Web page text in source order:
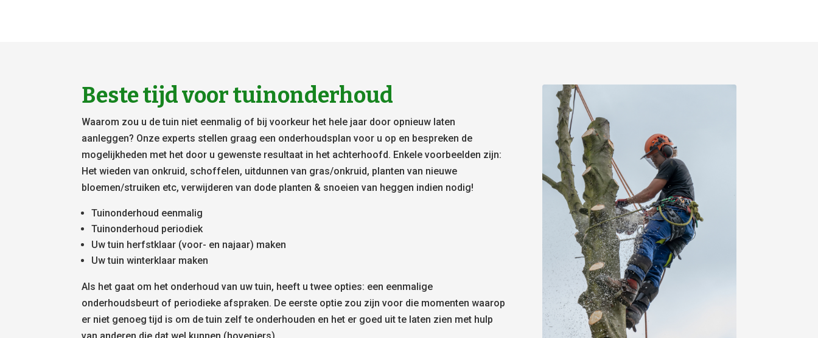
Beste tijd voor tuinonderhoud
Waarom zou u de tuin niet eenmalig of bij voorkeur het hele jaar door opnieuw laten
aanleggen? Onze experts stellen graag een onderhoudsplan voor u op en bespreken de
mogelijkheden met het door u gewenste resultaat in het achterhoofd. Enkele voorbeelden zijn:
Het wieden van onkruid, schoffelen, uitdunnen van gras/onkruid, planten van nieuwe
bloemen/struiken etc, verwijderen van dode planten & snoeien van heggen indien nodig!
Tuinonderhoud eenmalig
Tuinonderhoud periodiek
Uw tuin herfstklaar (voor- en najaar) maken
Uw tuin winterklaar maken
Als het gaat om het onderhoud van uw tuin, heeft u twee opties: een eenmalige
onderhoudsbeurt of periodieke afspraken. De eerste optie zou zijn voor die momenten waarop
er niet genoeg tijd is om de tuin zelf te onderhouden en het er goed uit te laten zien met hulp